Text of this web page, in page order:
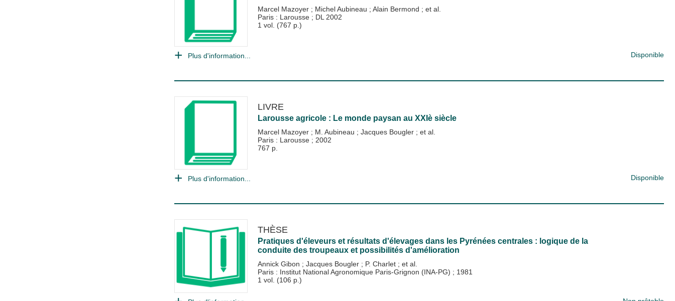
Marcel Mazoyer ; Michel Aubineau ; Alain Bermond ; et al.
Paris : Larousse ; DL 2002
1 vol. (767 p.)
Plus d'information... Disponible
LIVRE
Larousse agricole : Le monde paysan au XXIè siècle
Marcel Mazoyer ; M. Aubineau ; Jacques Bougler ; et al.
Paris : Larousse ; 2002
767 p.
Plus d'information... Disponible
THÈSE
Pratiques d'éleveurs et résultats d'élevages dans les Pyrénées centrales : logique de la
conduite des troupeaux et possibilités d'amélioration
Annick Gibon ; Jacques Bougler ; P. Charlet ; et al.
Paris : Institut National Agronomique Paris-Grignon (INA-PG) ; 1981
1 vol. (106 p.)